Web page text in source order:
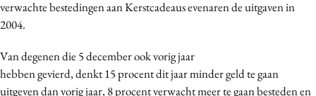
Diversiteit
Gedragsverandering
Influencer marketing
verwachte bestedingen aan Kerstcadeaus evenaren de uitgaven in
2004.
Van degenen die 5 december ook vorig jaar
hebben gevierd, denkt 15 procent dit jaar minder geld te gaan
uitgeven dan vorig jaar, 8 procent verwacht meer te gaan besteden en